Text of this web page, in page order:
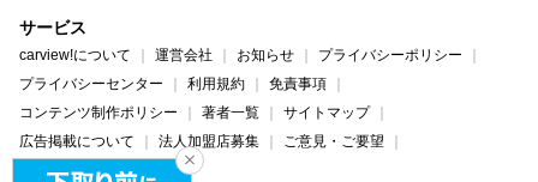
サービス
carview!について 運営会社 お知らせ
プライバシーポリシー
プライバシーセンター
利用規約
免責事項
コンテンツ制作ポリシー
著者一覧
サイトマップ
広告掲載について
法人加盟店募集
ご意見・ご要望
ヘルプ・お問い合わせ